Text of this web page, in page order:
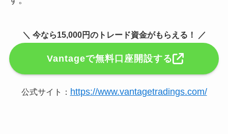
＼ 今なら15,000円のトレード資金がもらえる！ ／
Vantageで無料口座開設する
公式サイト： https://www.vantagetradings.com/